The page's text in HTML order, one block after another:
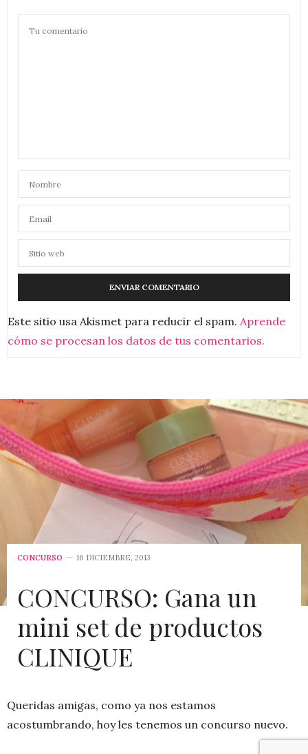
Este sitio usa Akismet para reducir el spam. Aprende
cómo se procesan los datos de tus comentarios.
CONCURSO 16 DICIEMBRE, 2013
CONCURSO: Gana un
mini set de productos
CLINIQUE
Queridas amigas, como ya nos estamos
acostumbrando, hoy les tenemos un concurso nuevo.